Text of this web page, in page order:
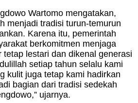
Wartomo mengatakan,
menjadi tradisi turun-temurun
Karena itu, pemerintah
berkomitmen menjaga
tetap lestari dan dikenal generasi
setiap tahun selalu kami
kulit juga tetap kami hadirkan
bagian dari tradisi sedekah
ujarnya.